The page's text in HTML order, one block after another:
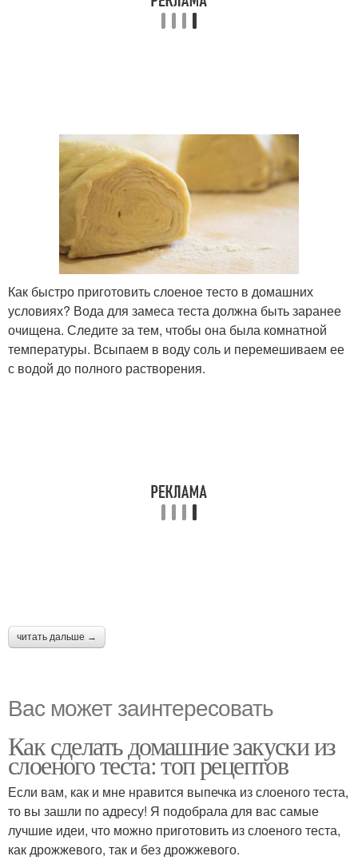
Как быстро приготовить слоеное тесто в домашних
условиях? Вода для замеса теста должна быть заранее
очищена. Следите за тем, чтобы она была комнатной
температуры. Всыпаем в воду соль и перемешиваем ее
с водой до полного растворения.
читать дальше →
Вас может заинтересовать
Как сделать домашние закуски из
слоеного теста: топ рецептов
Если вам, как и мне нравится выпечка из слоеного теста,
то вы зашли по адресу! Я подобрала для вас самые
лучшие идеи, что можно приготовить из слоеного теста,
как дрожжевого, так и без дрожжевого.